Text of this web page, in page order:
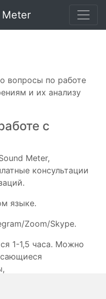
Meter
вопросы по работе
и их анализу
с
Meter,
консультации
языке.
Zoom/Skype.
1-1,5 часа. Можно
либо графики/
работы с